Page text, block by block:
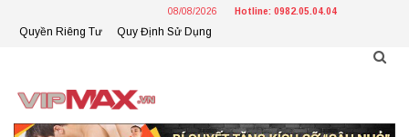
content
08/08/2026 Hotline: 0982.05.04.04
Quyền Riêng Tư Quy Định Sử Dụng